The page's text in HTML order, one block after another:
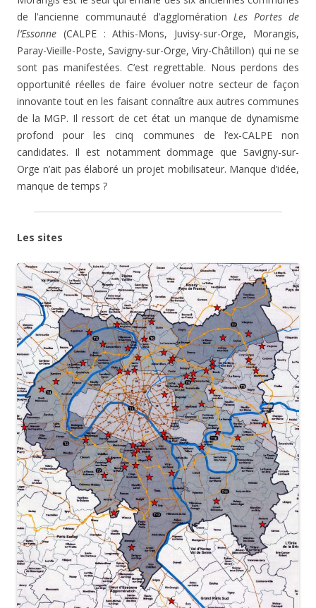
de l’ancienne communauté d’agglomération Les Portes de
l’Essonne (CALPE : Athis-Mons, Juvisy-sur-Orge, Morangis,
Paray-Vieille-Poste, Savigny-sur-Orge, Viry-Châtillon) qui ne se
sont pas manifestées. C’est regrettable. Nous perdons des
opportunité réelles de faire évoluer notre secteur de façon
innovante tout en les faisant connaître aux autres communes
de la MGP. Il ressort de cet état un manque de dynamisme
profond pour les cinq communes de l’ex-CALPE non
candidates. Il est notamment dommage que Savigny-sur-
Orge n’ait pas élaboré un projet mobilisateur. Manque d’idée,
manque de temps ?
Les sites